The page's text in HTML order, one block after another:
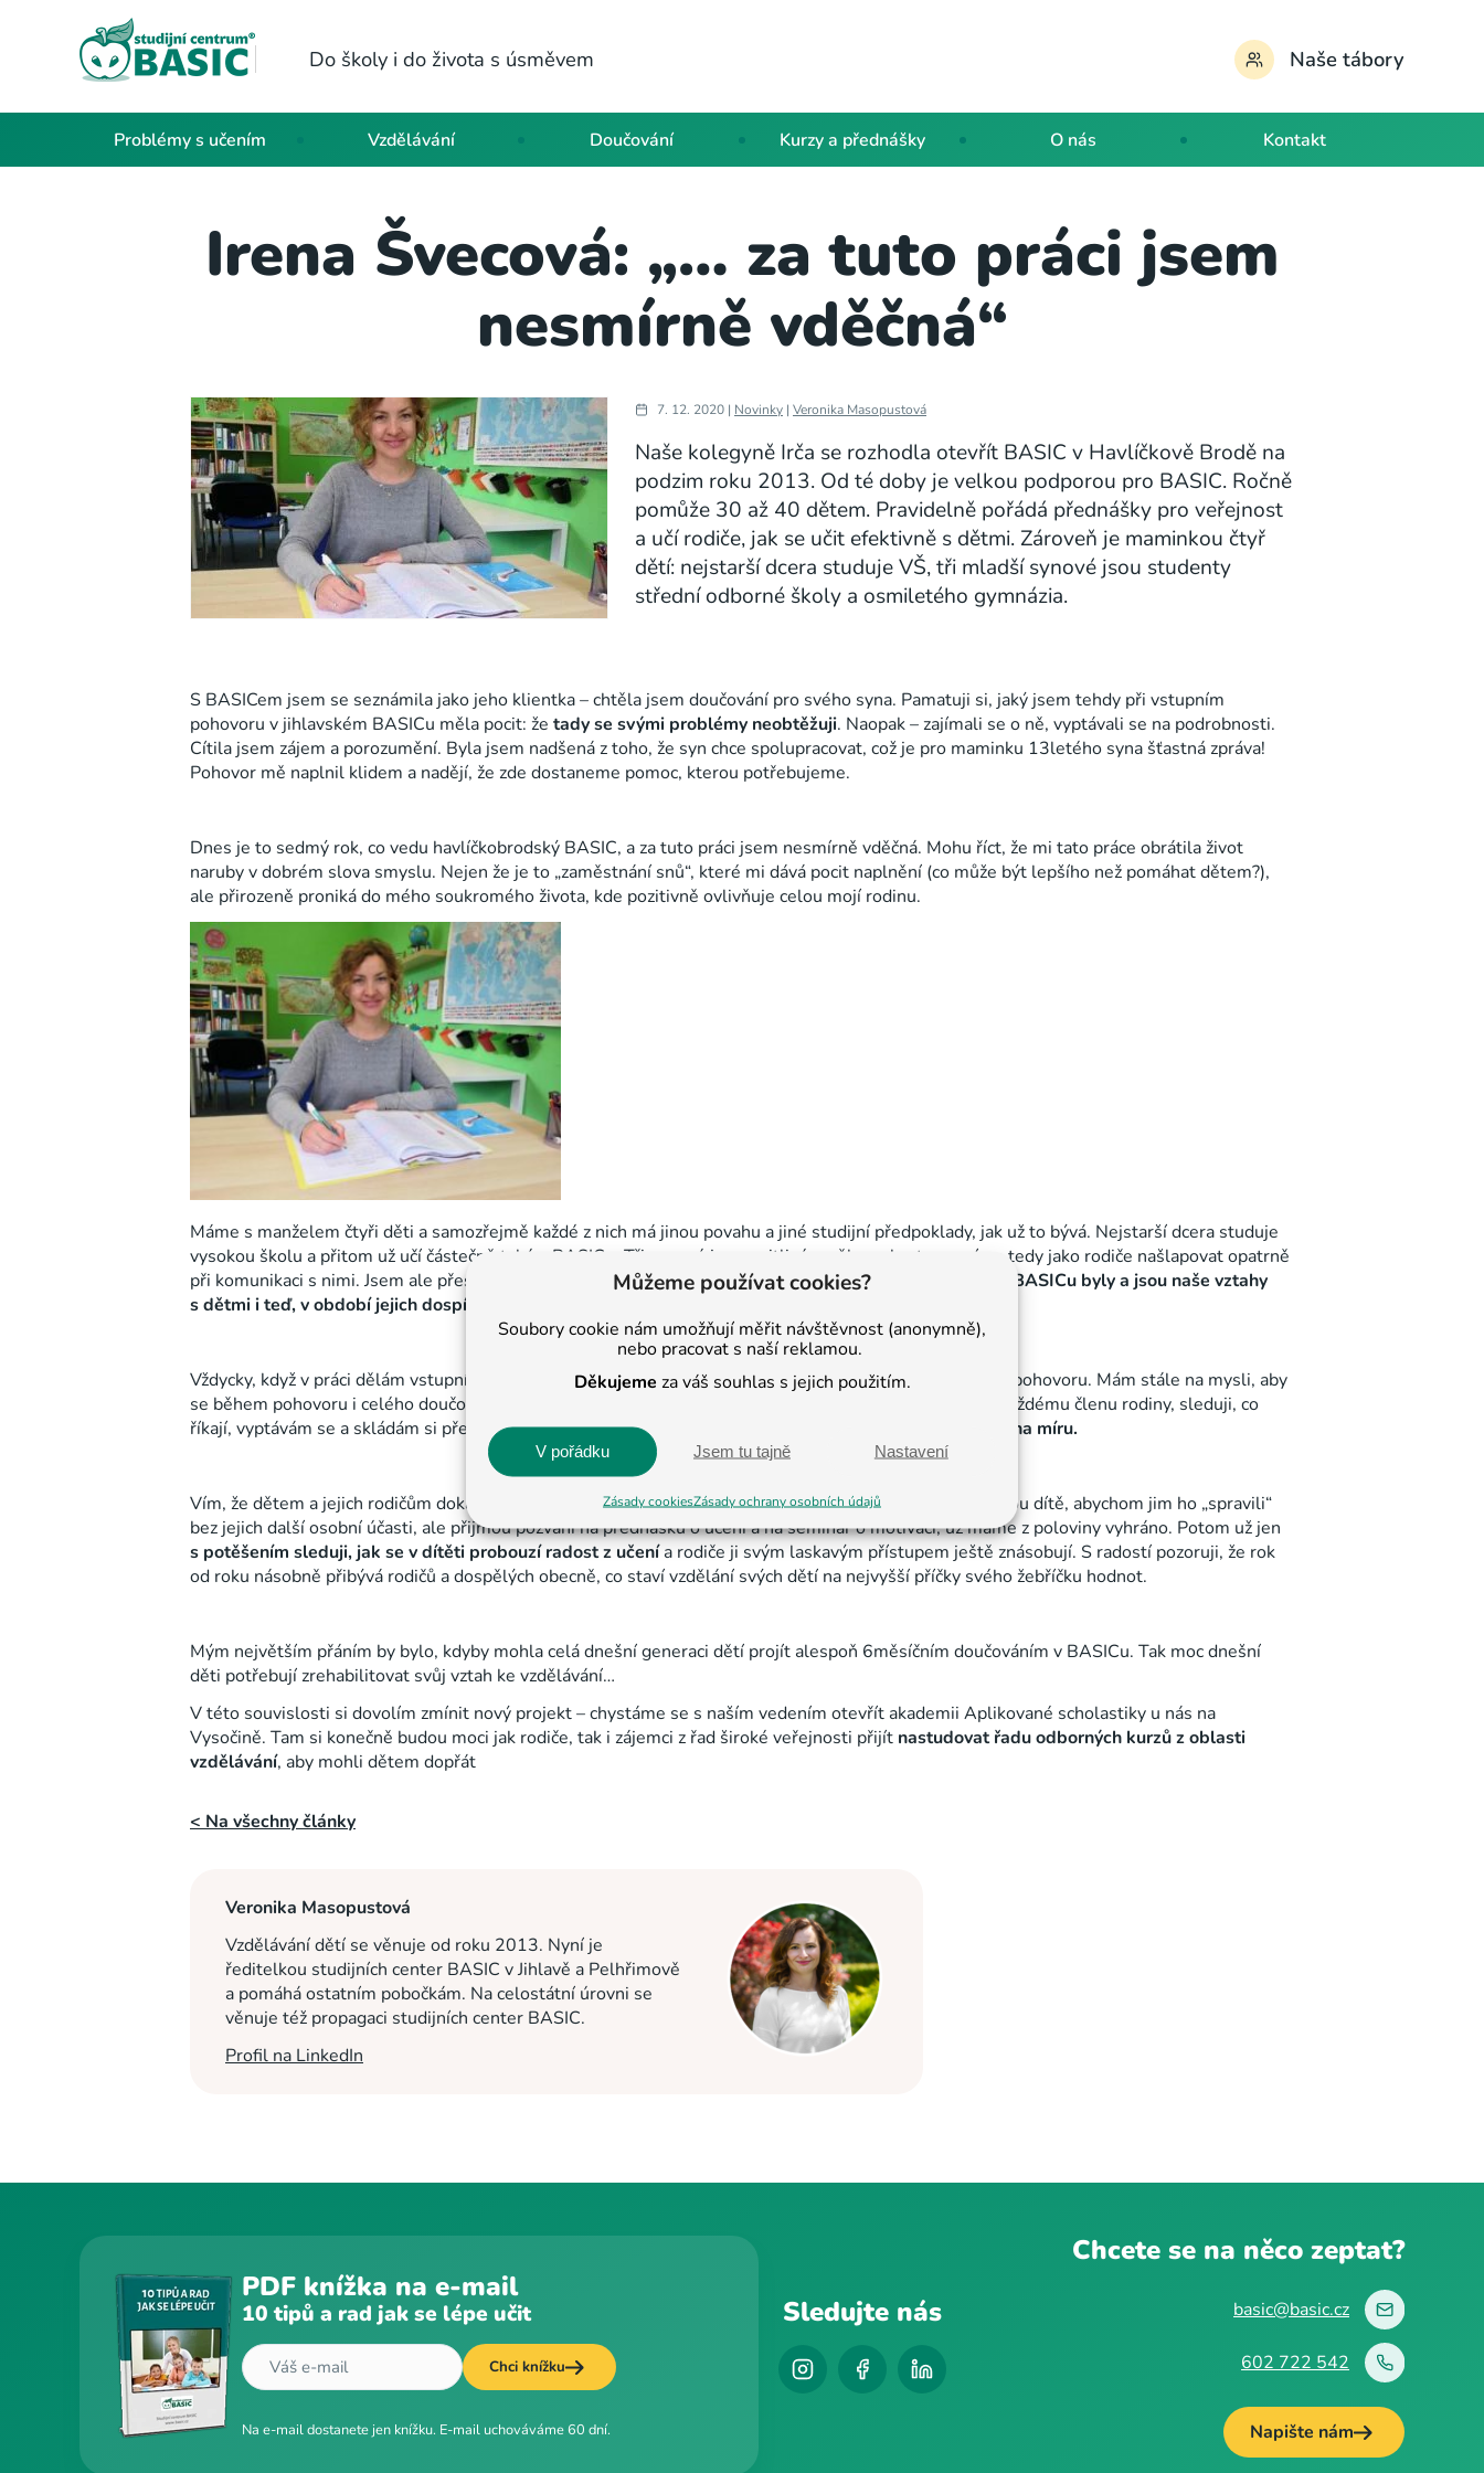
Můžeme používat cookies?
Soubory cookie nám umožňují měřit návštěvnost (anonymně),
nebo pracovat s naší reklamou.
Děkujeme za váš souhlas s jejich použitím.
V pořádku Jsem tu tajně Nastavení
Zásady cookiesZásady ochrany osobních údajů
Do školy i do života s úsměvem Naše tábory
Problémy s učením Vzdělávání Doučování Kurzy a přednášky O nás Kontakt
Irena Švecová: „… za tuto práci jsem
nesmírně vděčná“
7. 12. 2020 | Novinky | Veronika Masopustová
Naše kolegyně Irča se rozhodla otevřít BASIC v Havlíčkově Brodě na
podzim roku 2013. Od té doby je velkou podporou pro BASIC. Ročně
pomůže 30 až 40 dětem. Pravidelně pořádá přednášky pro veřejnost
a učí rodiče, jak se učit efektivně s dětmi. Zároveň je maminkou čtyř
dětí: nejstarší dcera studuje VŠ, tři mladší synové jsou studenty
střední odborné školy a osmiletého gymnázia.
S BASICem jsem se seznámila jako jeho klientka – chtěla jsem doučování pro svého syna. Pamatuji si, jaký jsem tehdy při vstupním
pohovoru v jihlavském BASICu měla pocit: že tady se svými problémy neobtěžuji. Naopak – zajímali se o ně, vyptávali se na podrobnosti.
Cítila jsem zájem a porozumění. Byla jsem nadšená z toho, že syn chce spolupracovat, což je pro maminku 13letého syna šťastná zpráva!
Pohovor mě naplnil klidem a nadějí, že zde dostaneme pomoc, kterou potřebujeme.
Dnes je to sedmý rok, co vedu havlíčkobrodský BASIC, a za tuto práci jsem nesmírně vděčná. Mohu říct, že mi tato práce obrátila život
naruby v dobrém slova smyslu. Nejen že je to „zaměstnání snů“, které mi dává pocit naplnění (co může být lepšího než pomáhat dětem?),
ale přirozeně proniká do mého soukromého života, kde pozitivně ovlivňuje celou mojí rodinu.
Máme s manželem čtyři děti a samozřejmě každé z nich má jinou povahu a jiné studijní předpoklady, jak už to bývá. Nejstarší dcera studuje
vysokou školu a přitom už učí částečně také v BASICu. Tři synové jsou v citlivém věku puberty, musíme tedy jako rodiče našlapovat opatrně
při komunikaci s nimi. Jsem ale přesvědčená, že
pod vlivem zásad, které už sedmý rok „nosím domů“ z BASICu byly a jsou naše vztahy
s dětmi i teď, v období jejich dospívání, nadprůměrné.
Vždycky, když v práci dělám vstupní pohovory s dětmi a jejich rodiči, si vzpomenu na své pocity z prvního pohovoru. Mám stále na mysli, aby
se během pohovoru i celého doučování cítili stejně dobře, jako já před lety. Proto pozorně naslouchám každému členu rodiny, sleduji, co
říkají, vyptávám se a skládám si před očima obrázek porozumění,
abych jim dokázala ušít řešení přesně na míru.
Vím, že dětem a jejich rodičům dokážeme pomoci dokonce víc, než očekávají. Jestliže k nám jen nepřivedou dítě, abychom jim ho „spravili“
bez jejich další osobní účasti, ale přijmou pozvání na přednášku o učení a na seminář o motivaci, už máme z poloviny vyhráno. Potom už jen
s potěšením sleduji, jak se v dítěti probouzí radost z učenía rodiče ji svým laskavým přístupem ještě znásobují. S radostí pozoruji, že rok
od roku násobně přibývá rodičů a dospělých obecně, co staví vzdělání svých dětí na nejvyšší příčky svého žebříčku hodnot.
Mým největším přáním by bylo, kdyby mohla celá dnešní generaci dětí projít alespoň 6měsíčním doučováním v BASICu. Tak moc dnešní
děti potřebují zrehabilitovat svůj vztah ke vzdělávání…
V této souvislosti si dovolím zmínit nový projekt – chystáme se s naším vedením otevřít akademii Aplikované scholastiky u nás na
Vysočině. Tam si konečně budou moci jak rodiče, tak i zájemci z řad široké veřejnosti přijít nastudovat řadu odborných kurzů z oblasti
vzdělávání, aby mohli dětem dopřát
< Na všechny články
Veronika Masopustová
Vzdělávání dětí se věnuje od roku 2013. Nyní je
ředitelkou studijních center BASIC v Jihlavě a Pelhřimově
a pomáhá ostatním pobočkám. Na celostátní úrovni se
věnuje též propagaci studijních center BASIC.
Profil na LinkedIn
PDF knížka na e-mail
10 tipů a rad jak se lépe učit
Chci knížku
Na e-mail dostanete jen knížku. E-mail uchováváme 60 dní.
Sledujte nás
Chcete se na něco zeptat?
basic@basic.cz
602 722 542
Napište nám